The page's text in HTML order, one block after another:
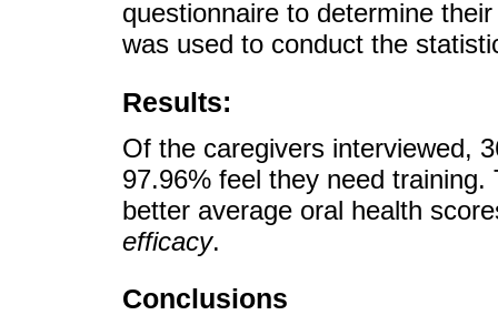
questionnaire to determine
was used to conduct the
Results:
Of the caregivers interviewed,
97.96% feel they need
better average oral health
efficacy.
Conclusions